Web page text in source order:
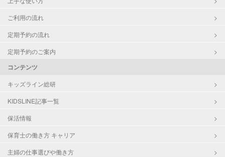
ご利用の流れ
定期予約の流れ
定期予約のご案内
コンテンツ
キッズライン総研
KIDSLINE記事一覧
保活情報
保育士の働き方 キャリア
主婦の仕事選びや働き方